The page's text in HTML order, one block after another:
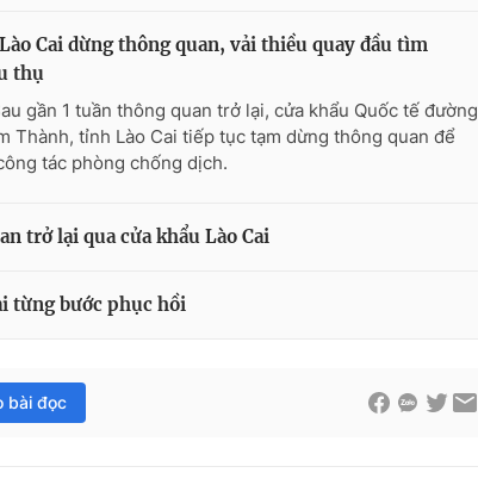
Cai dừng thông quan, vải thiều quay đầu tìm
thụ
gần 1 tuần thông quan trở lại, cửa khẩu Quốc tế đường
Thành, tỉnh Lào Cai tiếp tục tạm dừng thông quan để
tác phòng chống dịch.
trở lại qua cửa khẩu Lào Cai
từng bước phục hồi
bài đọc